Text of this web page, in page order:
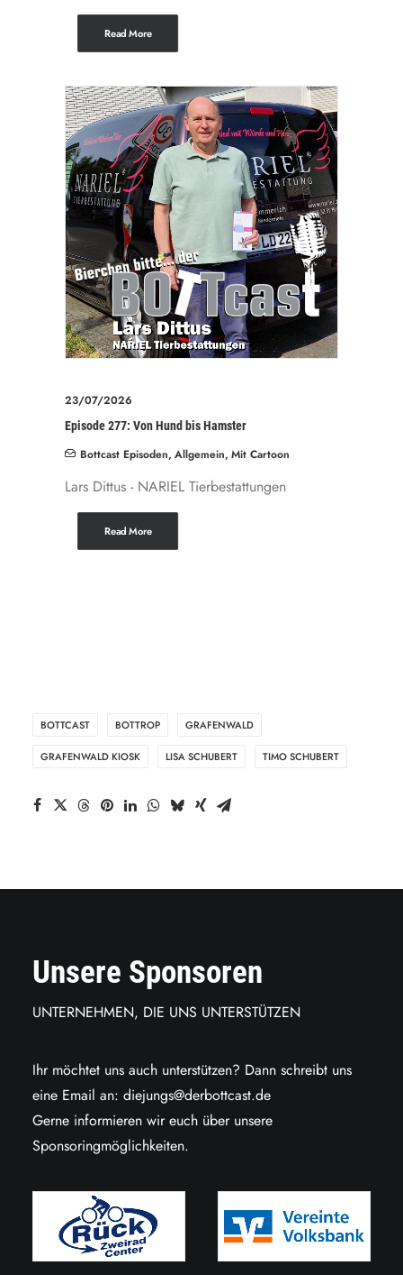
Read More
23/07/2026
Episode 277: Von Hund bis Hamster
Bottcast Episoden, Allgemein, Mit Cartoon
Lars Dittus - NARIEL Tierbestattungen
Read More
BOTTCAST BOTTROP GRAFENWALD
GRAFENWALD KIOSK LISA SCHUBERT TIMO SCHUBERT
Unsere Sponsoren
UNTERNEHMEN, DIE UNS UNTERSTÜTZEN
Ihr möchtet uns auch unterstützen? Dann schreibt uns
eine Email an: diejungs@derbottcast.de
Gerne informieren wir euch über unsere
Sponsoringmöglichkeiten.